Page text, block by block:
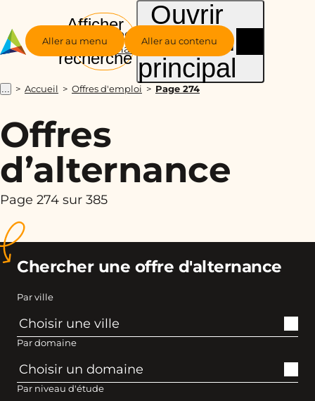
Aller au menu Aller au contenu
Groupe
Alternance
Afficher
la
recherche
Ouvrir
le menu
principal
... Accueil Offres d'emploi Page 274
Offres
d’alternance
Page 274 sur 385
Chercher une offre d'alternance
Par ville
Par domaine
Par niveau d'étude